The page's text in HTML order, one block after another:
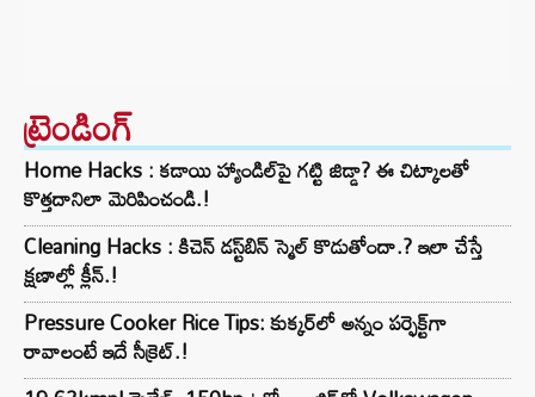
ట్రెండింగ్‌
Home Hacks : కడాయి హ్యాండిల్‌పై గట్టి జిడ్డా? ఈ చిట్కాలతో
కొత్తదానిలా మెరిపించండి.!
Cleaning Hacks : కిచెన్ డస్ట్‌బిన్ స్మెల్ కొడుతోందా.? ఇలా చేస్తే
క్షణాల్లో క్లీన్.!
Pressure Cooker Rice Tips: కుక్కర్‌లో అన్నం పర్ఫెక్ట్‌గా
రావాలంటే ఇదే సీక్రెట్.!